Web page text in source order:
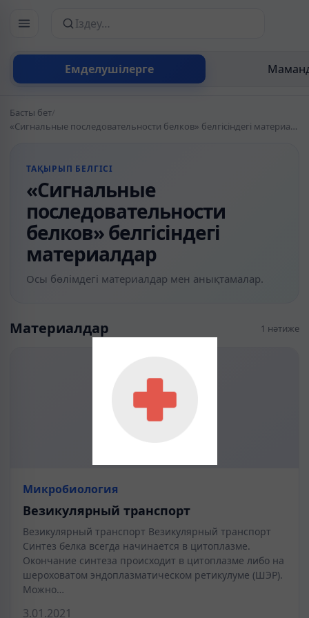
Емделушілерге
Сайттан іздеу
Басты бет/
«Сигнальные последовательности белков» белгісіндегі материалдар
ТАҚЫРЫП БЕЛГІСІ
«Сигнальные
последовательности
белков» белгісіндегі
материалдар
Осы бөлімдегі материалдар мен анықтамалар.
Материалдар 1 нәтиже
Микробиология
Везикулярный транспорт
Везикулярный транспорт Везикулярный транспорт
Синтез белка всегда начинается в цитоплазме.
Окончание синтеза происходит в цитоплазме либо на
шероховатом эндоплазматическом ретикулуме (ШЭР).
Можно…
3.01.2021